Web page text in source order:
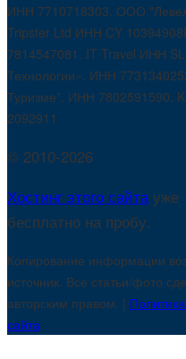
ИНН 7710718303. ООО
Tripster Ltd ИНН CY
7814547081. IT Travel ИНН
Технологии». ИНН
Туризме". ИНН 7802591590.
2092911
© 2010-2026
Хостинг этого сайтауже
бесплатно на пробу.
Копирование информации
источник. Все статьи/фото
авторским правом. |
сайта